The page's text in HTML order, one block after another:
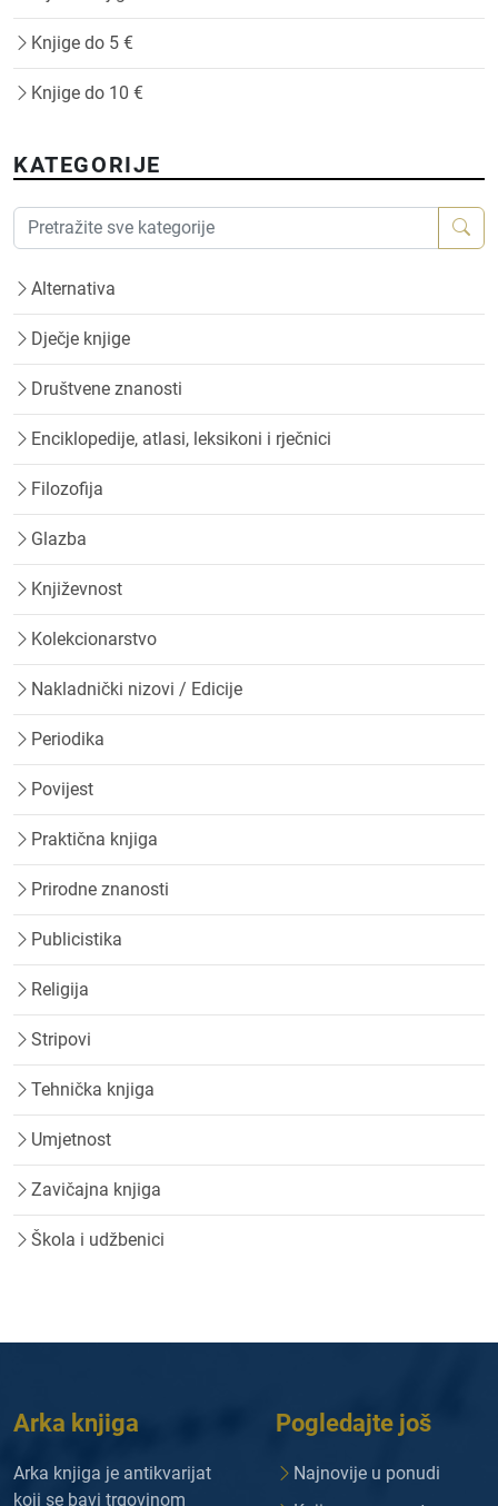
Knjige do 5 €
Knjige do 10 €
KATEGORIJE
Alternativa
Dječje knjige
Društvene znanosti
Enciklopedije, atlasi, leksikoni i rječnici
Filozofija
Glazba
Književnost
Kolekcionarstvo
Nakladnički nizovi / Edicije
Periodika
Povijest
Praktična knjiga
Prirodne znanosti
Publicistika
Religija
Stripovi
Tehnička knjiga
Umjetnost
Zavičajna knjiga
Škola i udžbenici
Arka knjiga
Arka knjiga je antikvarijat
koji se bavi trgovinom
Pogledajte još
Najnovije u ponudi